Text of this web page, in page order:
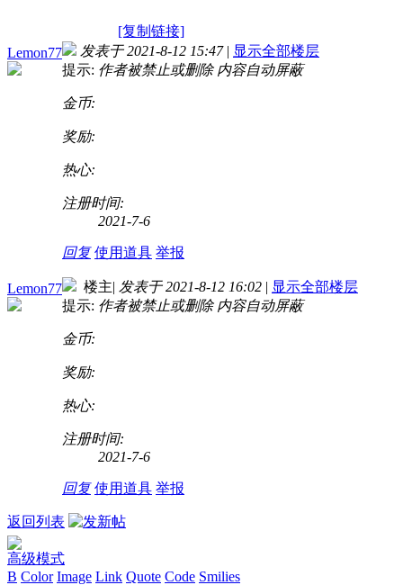
[复制链接]
Lemon77
发表于 2021-8-12 15:47 | 显示全部楼层
提示: 作者被禁止或删除 内容自动屏蔽
金币:
奖励:
热心:
注册时间:
2021-7-6
回复 使用道具 举报
Lemon77 楼主| 发表于 2021-8-12 16:02 | 显示全部楼层
提示: 作者被禁止或删除 内容自动屏蔽
金币:
奖励:
热心:
注册时间:
2021-7-6
回复 使用道具 举报
返回列表
高级模式
B Color Image Link Quote Code Smilies